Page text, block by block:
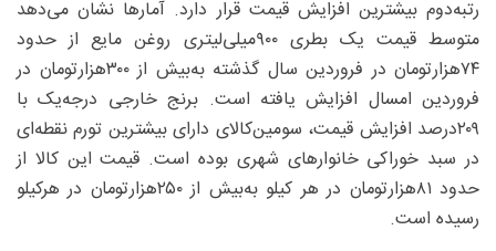
رتبه‌دوم بیشترین افزایش قیمت قرار دارد. آمار‌ها نشان می‌دهد
متوسط قیمت یک بطری ۹۰۰میلی‌لیتری روغن مایع از حدود
۷۴‌هزارتومان در فروردین سال گذشته به‌بیش از ۳۰۰‌هزارتومان در
فروردین امسال افزایش یافته است. برنج خارجی درجه‌یک با
۲۰۹‌درصد افزایش قیمت، سومین‌کالای دارای بیشترین تورم نقطه‌ای
در سبد خوراکی خانوار‌های شهری بوده است. قیمت این کالا از
حدود ۸۱‌هزارتومان در هر کیلو به‌بیش از ۲۵۰‌هزارتومان در هرکیلو
رسیده است.